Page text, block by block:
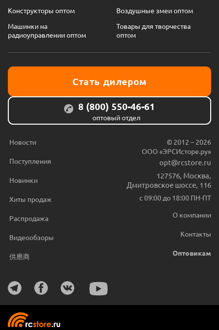
Конструкторы оптом
Воздушные змеи оптом
Машинки на
радиоуправлении оптом
Товары для творчества
оптом
Стать дилером
8 (800) 550-46-61
оптовый отдел
Новости
Поступления
Новинки
Хиты продаж
Распродажа
Видеообзоры
供應商
© 2012 – 2026
ООО «ЭРСИсторе.ру»
opt@rcstore.ru
127576, Москва,
Дмитровское шоссе, 116
с 09:00 до 18:00 ПН-ПТ
О компании
Контакты
Оптовикам